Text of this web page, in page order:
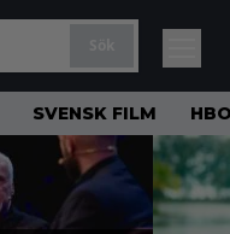
SVENSK FILM